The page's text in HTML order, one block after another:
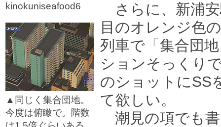
kinokuniseafood6
▲同じく集合団地。
今度は俯瞰で。階数
さらに、新浦
目のオレンジ色
列車で「集合団
ションそっくり
のショットにSS
て欲しい。
潮見の項でも